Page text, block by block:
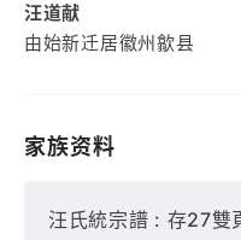
汪道献
由始新迁居徽州歙县
家族资料
汪氏統宗譜 : 存27雙